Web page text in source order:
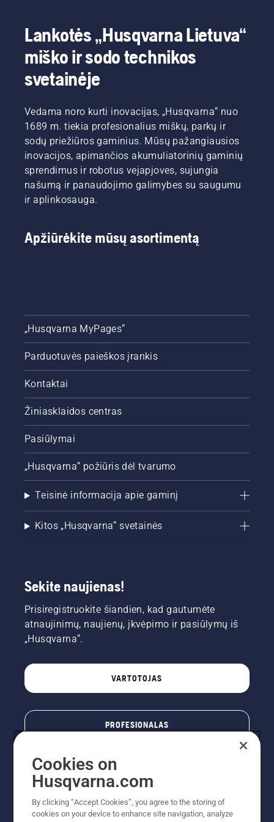
Lankotės „Husqvarna Lietuva“
miško ir sodo technikos
svetainėje
Vedama noro kurti inovacijas, „Husqvarna“ nuo
1689 m. tiekia profesionalius miškų, parkų ir
sodų priežiūros gaminius. Mūsų pažangiausios
inovacijos, apimančios akumuliatorinių gaminių
sprendimus ir robotus vejapjoves, sujungia
našumą ir panaudojimo galimybes su saugumu
ir aplinkosauga.
Apžiūrėkite mūsų asortimentą
„Husqvarna MyPages“
Parduotuvės paieškos įrankis
Kontaktai
Žiniasklaidos centras
Pasiūlymai
„Husqvarna“ požiūris dėl tvarumo
Teisinė informacija apie gaminį
Kitos „Husqvarna“ svetainės
Sekite naujienas!
Prisiregistruokite šiandien, kad gautumėte
atnaujinimų, naujienų, įkvėpimo ir pasiūlymų iš
„Husqvarna“.
VARTOTOJAS
PROFESIONALAS
Cookies on
Husqvarna.com
By clicking “Accept Cookies”, you agree to the storing of
cookies on your device to enhance site navigation, analyze